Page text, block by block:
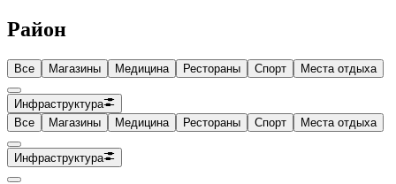
Район
Все Магазины Медицина Рестораны Спорт Места отдыха
Инфраструктура
Все
Магазины Медицина Рестораны Спорт Места отдыха
Инфраструктура